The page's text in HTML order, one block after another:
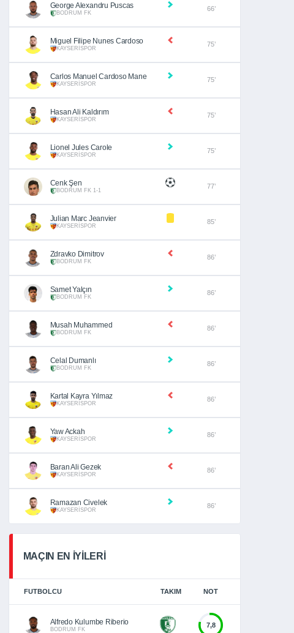
George Alexandru Puscas
BODRUM FK
66’
Miguel Filipe Nunes Cardoso
KAYSERİSPOR
75’
Carlos Manuel Cardoso Mane
KAYSERİSPOR
75’
Hasan Ali Kaldırım
KAYSERİSPOR
75’
Lionel Jules Carole
KAYSERİSPOR
75’
Cenk Şen
BODRUM FK 1-1
77’
Julian Marc Jeanvier
KAYSERİSPOR
85’
Zdravko Dimitrov
BODRUM FK
86’
Samet Yalçın
BODRUM FK
86’
Musah Muhammed
BODRUM FK
86’
Celal Dumanlı
BODRUM FK
86’
Kartal Kayra Yılmaz
KAYSERİSPOR
86’
Yaw Ackah
KAYSERİSPOR
86’
Baran Ali Gezek
KAYSERİSPOR
86’
Ramazan Civelek
KAYSERİSPOR
86’
MAÇIN EN İYİLERİ
FUTBOLCU TAKIM NOT
Alfredo Kulumbe Riberio
BODRUM FK
7,8